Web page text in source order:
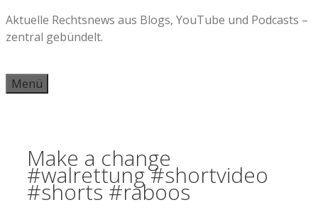
Zum
Inhalt
Aktuelle Rechtsnews aus Blogs, YouTube und Podcasts –
zentral gebündelt.
Menü
Make a change
#walrettung #shortvideo
#shorts #raboos